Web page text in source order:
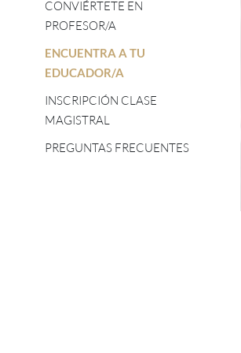
ASTROLOGÍA TIBETANA
PROFESORES/AS
SHINÉ - PROFESORES/AS
TSA LUNG - PROFESORES/AS
CONVIÉRTETE EN
PROFESOR/A
ENCUENTRA A TU
EDUCADOR/A
INSCRIPCIÓN CLASE
MAGISTRAL
PREGUNTAS FRECUENTES